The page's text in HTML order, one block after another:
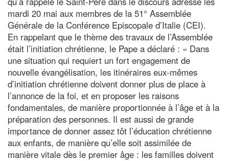
mardi 20 mai aux membres de la 51° Assemblée
Générale de la Conférence Episcopale d’Italie (CEI).
En rappelant que le thème des travaux de l’Assemblée
était l’initiation chrétienne, le Pape a déclaré : « Dans
une situation qui requiert un fort engagement de
nouvelle évangélisation, les itinéraires eux-mêmes
d’initiation chrétienne doivent donner plus de place à
l’annonce de la foi, et en proposer les raisons
fondamentales, de manière proportionnée à l’âge et à la
préparation des personnes. Il est aussi de grande
importance de donner assez tôt l’éducation chrétienne
aux enfants, de manière qu’elle soit assimilée de
manière vitale dès le premier âge : les familles doivent